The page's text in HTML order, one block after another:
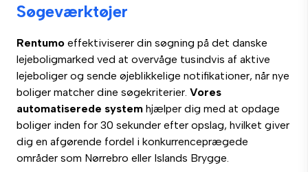
Søgeværktøjer
Rentumo effektiviserer din søgning på det danske
lejeboligmarked ved at overvåge tusindvis af aktive
lejeboliger og sende øjeblikkelige notifikationer, når nye
boliger matcher dine søgekriterier. Vores
automatiserede system hjælper dig med at opdage
boliger inden for 30 sekunder efter opslag, hvilket giver
dig en afgørende fordel i konkurrenceprægede
områder som Nørrebro eller Islands Brygge.